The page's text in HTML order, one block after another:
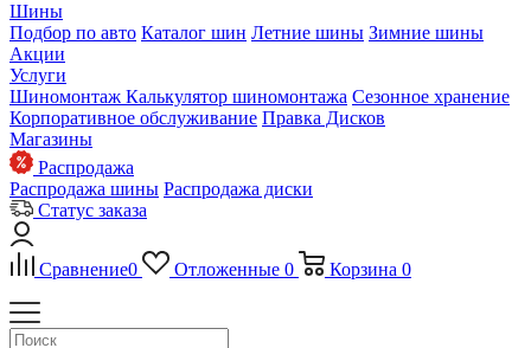
Шины
Подбор по авто Каталог шин Летние шины Зимние шины
Акции
Услуги
Шиномонтаж Калькулятор шиномонтажа Сезонное хранение
Корпоративное обслуживание Правка Дисков
Магазины
Распродажа
Распродажа шины Распродажа диски
Статус заказа
Сравнение0 Отложенные 0 Корзина 0